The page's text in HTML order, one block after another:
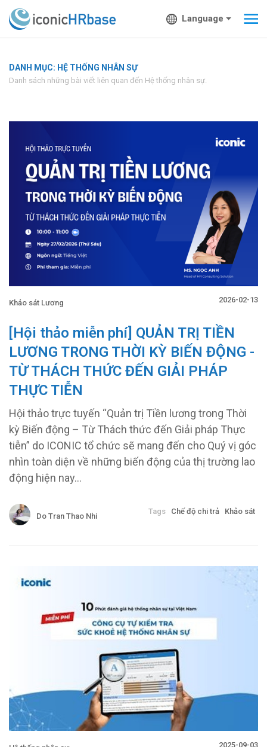
Language
DANH MỤC: HỆ THỐNG NHÂN SỰ
Danh sách những bài viết liên quan đến Hệ thống nhân sự.
Khảo sát Lương 2026-02-13
[Hội thảo miễn phí] QUẢN TRỊ TIỀN
LƯƠNG TRONG THỜI KỲ BIẾN ĐỘNG -
TỪ THÁCH THỨC ĐẾN GIẢI PHÁP
THỰC TIỄN
Hội thảo trực tuyến “Quản trị Tiền lương trong Thời
kỳ Biến động – Từ Thách thức đến Giải pháp Thực
tiễn” do ICONIC tổ chức sẽ mang đến cho Quý vị góc
nhìn toàn diện về những biến động của thị trường lao
động hiện nay...
Do Tran Thao Nhi
Tags Chế độ chi trả Khảo sát
2025-09-03